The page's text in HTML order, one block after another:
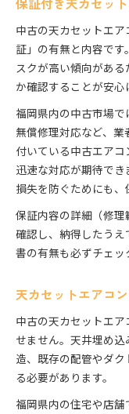
保証付き天カセッ
中古の天カセットエ
証」の有無と内容で
スクが高い傾向があ
か確認することが安心
福岡県内の中古市場
無償修理対応など、
付いている中古エア
迅速な対応が期待で
損失を防ぐためにも、
保証内容の詳細（修
確認し、納得したう
書の有無も必ずチェッ
天カセットエアコ
中古の天カセットエ
せません。天井埋め
造、既存の配管やダ
る必要があります。
福岡県内の住宅や店